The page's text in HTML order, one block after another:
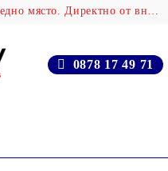
Крабов - Над 100 000 продукта на едно място. Директно от вносителя!
0878 17 49 71